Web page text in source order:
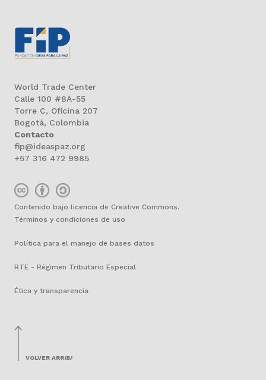
World Trade Center
Calle 100 #8A-55
Torre C, Oficina 207
Bogotá, Colombia
Contacto
fip@ideaspaz.org
+57 316 472 9985
Contenido bajo licencia de Creative Commons.
Términos y condiciones de uso
Política para el manejo de bases datos
RTE - Régimen Tributario Especial
Ética y transparencia
VOLVER ARRIBA